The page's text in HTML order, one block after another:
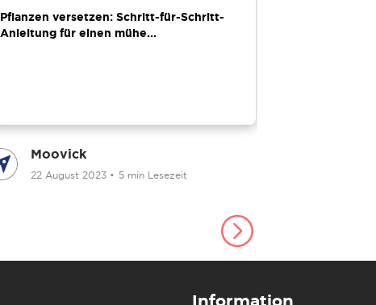
Pflanzen versetzen: Schritt-für-Schritt-
Anleitung für einen mühe...
Moovick
22 August 2023 • 5 min Lesezeit
Information